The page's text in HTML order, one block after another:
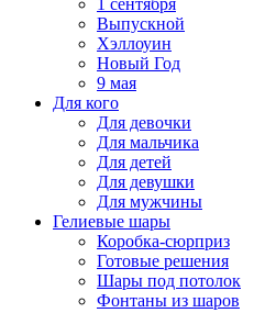
1 сентября
Выпускной
Хэллоуин
Новый Год
9 мая
Для кого
Для девочки
Для мальчика
Для детей
Для девушки
Для мужчины
Гелиевые шары
Коробка-сюрприз
Готовые решения
Шары под потолок
Фонтаны из шаров